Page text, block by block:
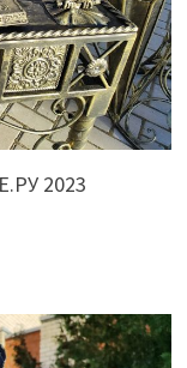
2023